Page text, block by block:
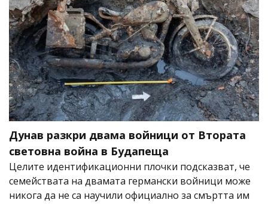
Дунав разкри двама войници от Втората
световна война в Будапеща
Целите идентификационни плочки подсказват, че
семействата на двамата германски войници може
никога да не са научили официално за смъртта им